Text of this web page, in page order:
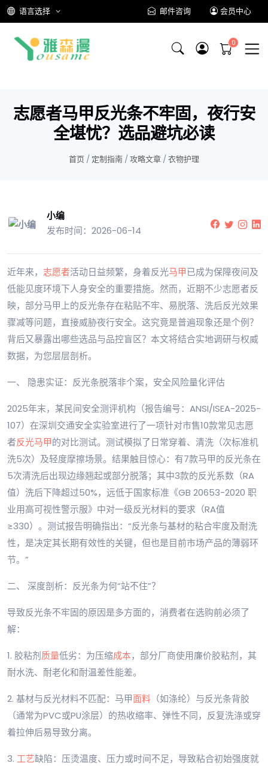
语言选择 邮件咨询 会员中心
志愿者马甲反光条不牢固，夜行安
全堪忧？选品避坑必读
首页 / 定制指南 / 攻略文章 / 衣物护理
小编
发布时间：2026-06-14
近年来， 志愿者活动日益频繁，身着反光马甲已成为保障夜间及
低能见度环境下人身安全的重要措施。然而，近期不少志愿者反
映，部分马甲上的反光条存在粘贴不牢、易脱落、洗后反光效果
骤减等问题，直接威胁夜行安全。这究竟是普遍现象还是个例？
背后又暴露出哪些选品与品控盲区？本文将结合实地调研与权威
数据，为您层层剖析。
一、 隐患实证：反光条脱落非个案，安全风险量化评估
2025年末，某民间安全测评机构（报告编号：ANSI/ISEA-2025-
107）在深圳交通安全实验室进行了一项针对市售10款常见志愿
者反光马甲的对比测试。测试模拟了日常穿着、清洗（次标准机
洗5次）及轻度摩擦场景。结果触目惊心：有7款马甲的反光条在
5次清洗后出现边缘翘起或部分脱落；其中3款的反光系数（RA
值）洗后下降超过50%，远低于国家标准《GB 20653-2020 职
业用高可视性警示服》中对一级反光材料的要求（RA值
≥330）。测试报告明确指出：“反光条与基材的粘合牢度及耐洗
性，是决定其长期有效性的关键，但也是目前市场产品的薄弱环
节。”
二、 深度剖析：反光条为何“站不住”？
导致反光条不牢固的原因是多方面的，消费者在选购前必须了
解：
1. 胶粘剂质量低劣：为压缩成本，部分厂商使用廉价胶粘剂，其
耐水洗、耐老化和耐温差性能差。
2. 基材与反光材料不匹配：马甲面料 （如涤纶）与反光条背胶
（通常为PVC或PU涂层）的热收缩率、弹性不同，反复洗涤或穿
着拉伸后易导致分离。
3. 工艺缺陷：压烫温度、压力或时间不足，导致粘合初始强度就